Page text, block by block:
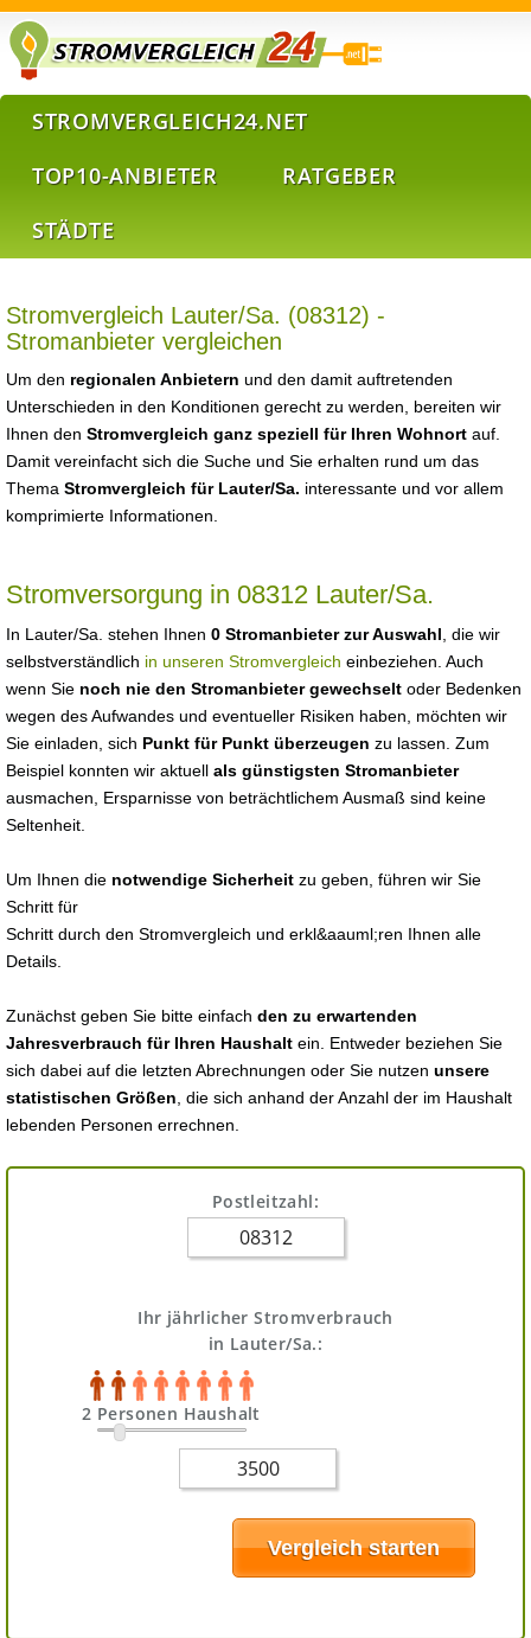
STROMVERGLEICH24.NET
TOP10-ANBIETER
RATGEBER
STÄDTE
Stromvergleich Lauter/Sa. (08312) -
Stromanbieter vergleichen
Um den regionalen Anbietern und den damit auftretenden
Unterschieden in den Konditionen gerecht zu werden, bereiten wir
Ihnen den Stromvergleich ganz speziell für Ihren Wohnort auf.
Damit vereinfacht sich die Suche und Sie erhalten rund um das
Thema Stromvergleich für Lauter/Sa. interessante und vor allem
komprimierte Informationen.
Stromversorgung in 08312 Lauter/Sa.
In Lauter/Sa. stehen Ihnen 0 Stromanbieter zur Auswahl , die wir
selbstverständlich in unseren Stromvergleich einbeziehen. Auch
wenn Sie noch nie den Stromanbieter gewechselt oder Bedenken
wegen des Aufwandes und eventueller Risiken haben, möchten wir
Sie einladen, sich Punkt für Punkt überzeugen zu lassen. Zum
Beispiel konnten wir aktuell als günstigsten Stromanbieter
ausmachen, Ersparnisse von beträchtlichem Ausmaß sind keine
Seltenheit.
Um Ihnen die notwendige Sicherheit zu geben, führen wir Sie
Schritt für
Schritt durch den Stromvergleich und erkl&aauml;ren Ihnen alle
Details.
Zunächst geben Sie bitte einfach den zu erwartenden
Jahresverbrauch für Ihren Haushalt ein. Entweder beziehen Sie
sich dabei auf die letzten Abrechnungen oder Sie nutzen unsere
statistischen Größen , die sich anhand der Anzahl der im Haushalt
lebenden Personen errechnen.
Postleitzahl:
Ihr jährlicher Stromverbrauch
in Lauter/Sa.:
2 Personen Haushalt